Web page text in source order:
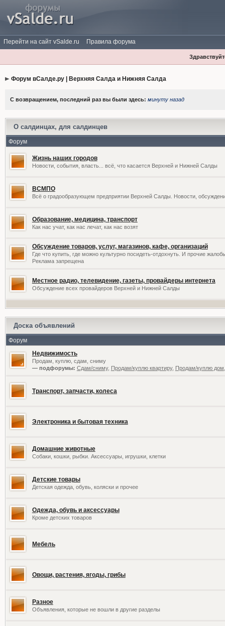
Перейти на сайт vSalde.ru Правила форума
Форум вСалде.ру | Верхняя Салда и Нижняя Салда
С возвращением, последний раз вы были здесь: минуту назад
О салдинцах, для салдинцев
Форум
Жизнь наших городов
Новости, события, власть... всё, что касается Верхней и Нижней Салды
ВСМПО
Всё о градообразующем предприятии Верхней Салды. Новости,
Образование, медицина, транспорт
Как нас учат, как нас лечат, как нас возят
Обсуждение товаров, услуг, магазинов, кафе, организаций
Где что купить, где можно культурно посидеть-отдохнуть. И прочие
Реклама запрещена
Местное радио, телевидение, газеты, провайдеры интернета
Обсуждение всех провайдеров Верхней и Нижней Салды
Доска объявлений
Форум
Недвижимость
Продам, куплю, сдам, сниму
— подфорумы: Сдам/сниму, Продам/куплю квартиру, Продам/куплю
Транспорт, запчасти, колеса
Электроника и бытовая техника
Домашние животные
Собаки, кошки, рыбки. Аксессуары, игрушки, клетки
Детские товары
Детская одежда, обувь, коляски и прочее
Одежда, обувь и аксессуары
Кроме детских товаров
Мебель
Овощи, растения, ягоды, грибы
Разное
Объявления, которые не вошли в другие разделы